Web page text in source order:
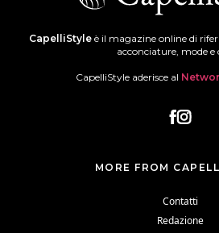
CapelliStyleè il magazine online di
acconciature, mode e
CapelliStyle aderisce al
MORE FROM
Contatti
Redazione